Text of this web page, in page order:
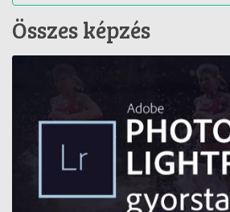
Összes képzés